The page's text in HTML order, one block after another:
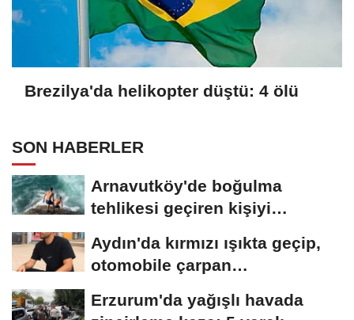
Brezilya'da helikopter düştü: 4 ölü
SON HABERLER
Arnavutköy'de boğulma
tehlikesi geçiren kişiyi
Aydın'da kırmızı ışıkta geçip,
otomobile çarpan
Erzurum'da yağışlı havada